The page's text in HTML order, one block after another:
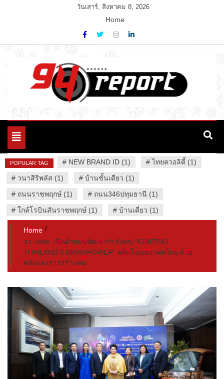
วันเสาร์, สิงหาคม 8, 2026
Home
94 Report.com
Variety News
Toggle
POPULAR TAG # NEW BRAND ID (1) #ไทยควอลิตี้ (1)
# วนาสิริพลัส (1) # บ้านชั้นเดียว (1)
# ถนนราชพฤกษ์ (1) # ถนน346ปทุมธานี (1)
# ใกล้โรบินสันราชพฤกษ์ (1) # บ้านเดี่ยว (1)
Home
อว.-บพค. เปิดตัวแผนพัฒนากำลังคน “IGNITING
THAILAND’S BRAINPOWER” พลิกโฉมอนาคตไทย ด้วย
พลังแห่งการสร้างคน